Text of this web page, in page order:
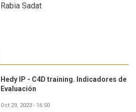
Rabia Sadat
Hedy IP - C4D training. Indicadores de
Evaluación
Oct 29, 2023 - 16:50